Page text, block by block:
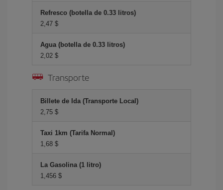
Refresco (botella de 0.33 litros)
2,47 $
Agua (botella de 0.33 litros)
2,02 $
Transporte
Billete de Ida (Transporte Local)
2,75 $
Taxi 1km (Tarifa Normal)
1,68 $
La Gasolina (1 litro)
1,456 $